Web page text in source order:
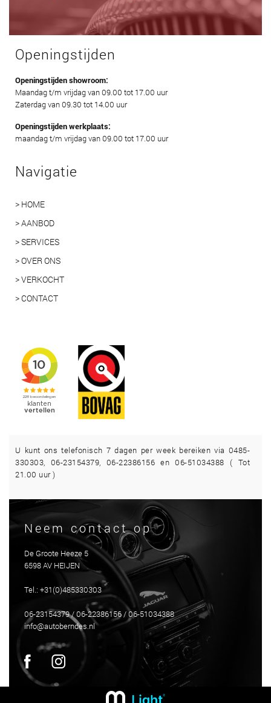
Openingstijden
Openingstijden showroom:
Maandag t/m vrijdag van 09.00 tot 17.00 uur
Zaterdag van 09.30 tot 14.00 uur
Openingstijden werkplaats:
maandag t/m vrijdag van 09.00 tot 17.00 uur
Navigatie
> HOME
> AANBOD
> SERVICES
> OVER ONS
> VERKOCHT
> CONTACT
U kunt ons telefonisch 7 dagen per week bereiken via 0485-
330303, 06-23154379, 06-22386156 en 06-51034388 ( Tot
21.00 uur )
Neem contact op
De Groote Heeze 5
6598 AV HEIJEN
Tel.: +31(0)485330303
06-23154379 / 06-22386156 / 06-51034388
info@autoberndes.nl